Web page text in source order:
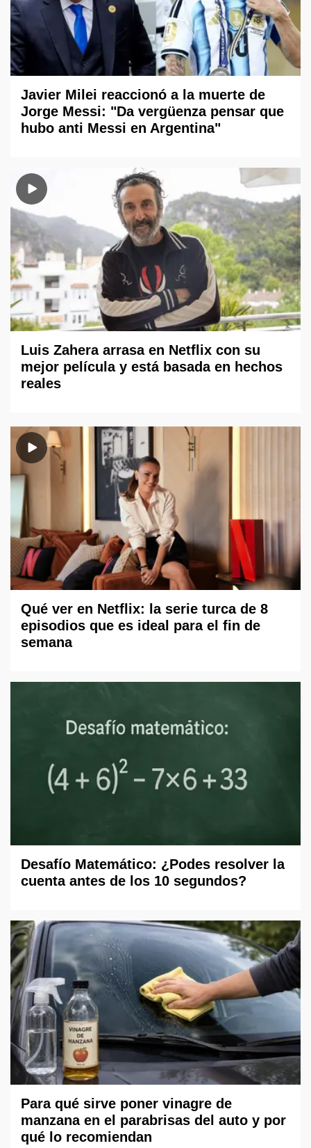
Javier Milei reaccionó a la muerte de
Jorge Messi: "Da vergüenza pensar que
hubo anti Messi en Argentina"
Luis Zahera arrasa en Netflix con su
mejor película y está basada en hechos
reales
Qué ver en Netflix: la serie turca de 8
episodios que es ideal para el fin de
semana
Desafío Matemático: ¿Podes resolver la
cuenta antes de los 10 segundos?
Para qué sirve poner vinagre de
manzana en el parabrisas del auto y por
qué lo recomiendan